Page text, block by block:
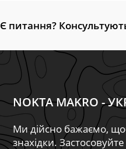
Є питання?
NOKTA MAKRO -
Ми дійсно бажаємо,
знахідки.